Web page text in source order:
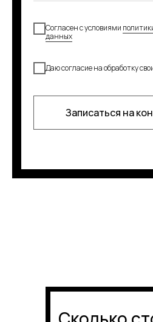
Согласен с условиями
данных
Даю согласие на обработку
Записаться на